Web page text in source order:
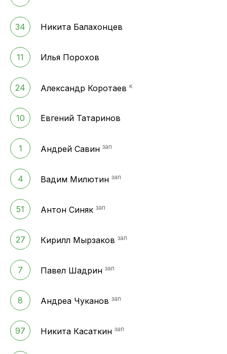
34 Никита Балахонцев
11 Илья Порохов
24 Александр Коротаев к
10 Евгений Татаринов
1 Андрей Савин зап
4 Вадим Милютин зап
51 Антон Синяк зап
27 Кирилл Мырзаков зап
7 Павел Шадрин зап
8 Андреа Чуканов зап
97 Никита Касаткин зап